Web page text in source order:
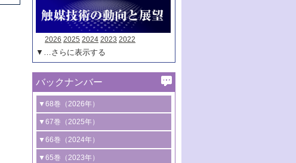
2026 2025 2024 2023 2022
▼…さらに表示する
バックナンバー
▼68巻（2026年）
1号 過酸化水素合成に関する研究動向
2号 コンピューター技術により加速する
触媒開発
▼67巻（2025年）
1号 CO
水素化によるグリーン燃料/グリ
ーンケミカル製造
▼66巻（2024年）
1号 低次元ナノ構造を有する触媒材料
▼65巻（2023年）